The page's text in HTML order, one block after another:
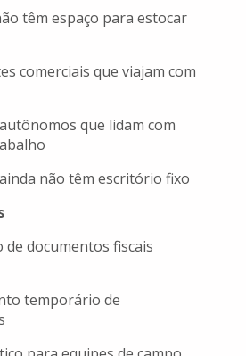
têm espaço para estocar
comerciais que viajam com
que lidam com
não têm escritório fixo
documentos fiscais
temporário de